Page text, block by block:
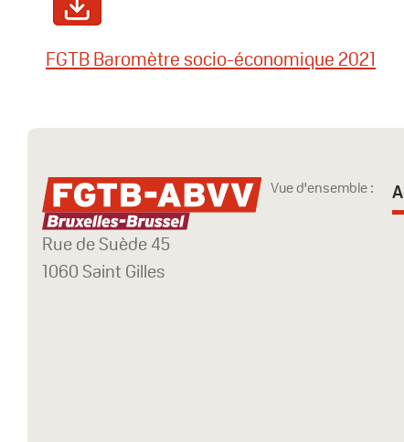
FGTB Baromètre socio-économique 2021
Rue de Suède 45
1060 Saint Gilles
Vue d'ensemble :